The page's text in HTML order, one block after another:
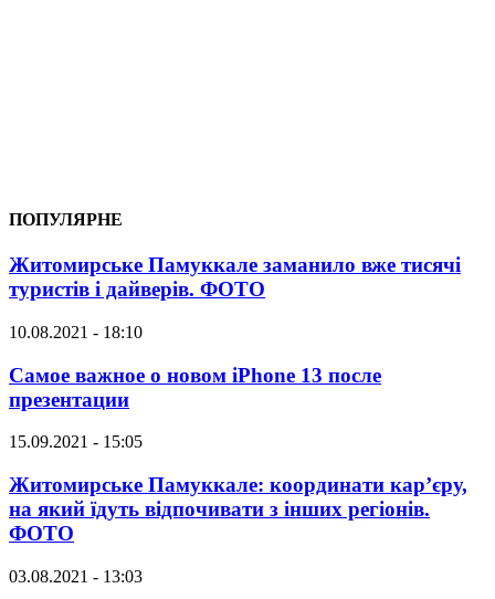
ПОПУЛЯРНЕ
Житомирське Памуккале заманило вже тисячі
туристів і дайверів. ФОТО
10.08.2021 - 18:10
Самое важное о новом iPhone 13 после
презентации
15.09.2021 - 15:05
Житомирське Памуккале: координати кар’єру,
на який їдуть відпочивати з інших регіонів.
ФОТО
03.08.2021 - 13:03